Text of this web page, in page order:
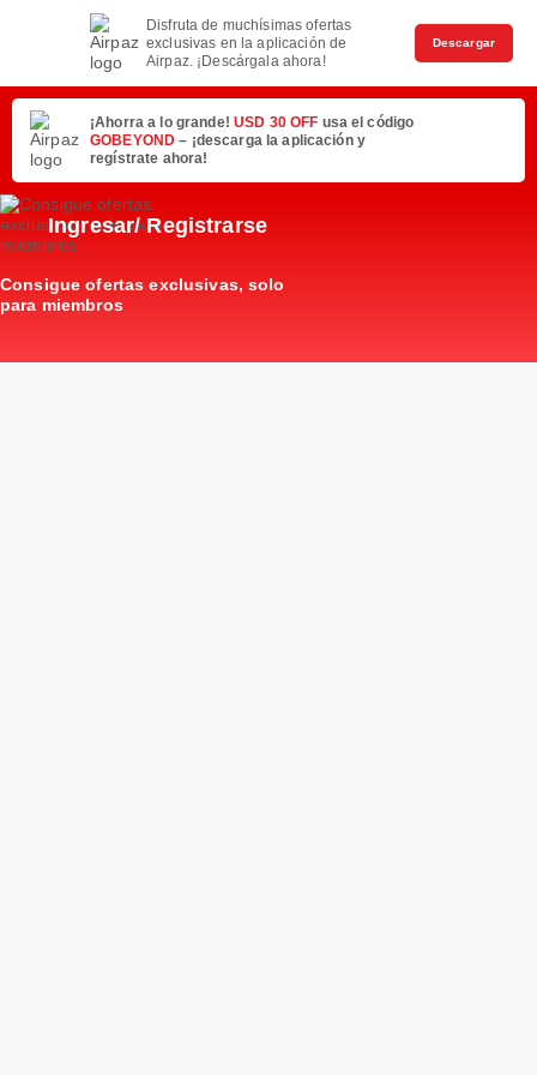
Disfruta de muchísimas ofertas
exclusivas en la aplicación de
Airpaz. ¡Descárgala ahora!
Descargar
¡Ahorra a lo grande! USD 30 OFF usa el código
GOBEYOND– ¡descarga la aplicación y
regístrate ahora!
Ingresar/ Registrarse
Consigue ofertas exclusivas, solo
para miembros